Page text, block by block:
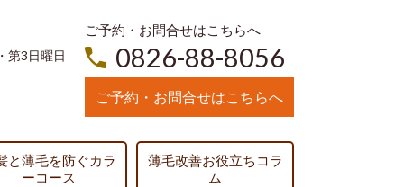
第3日曜日
ご予約・お問合せはこちらへ
0826-88-8056
ご予約・お問合せはこちらへ
と薄毛を防ぐカラ
ーコース
薄毛改善お役立ちコラ
ム